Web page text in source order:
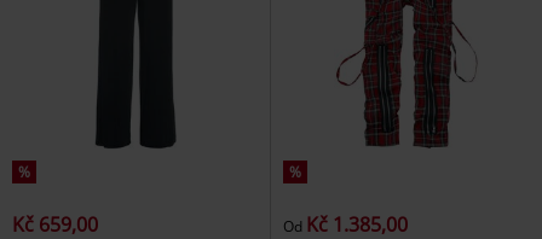
%
Kč 659,00
%
Od Kč 1.385,00